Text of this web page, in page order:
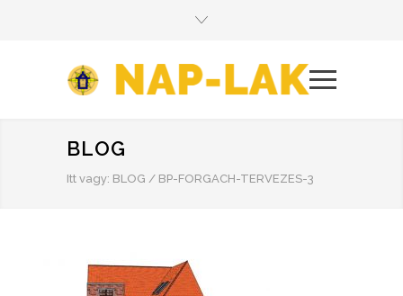
BLOG
Itt vagy: BLOG / BP-FORGACH-TERVEZES-3